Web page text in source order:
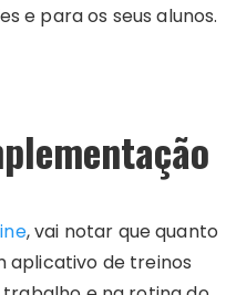
e para os seus alunos.
, vai notar que quanto
aplicativo de treinos